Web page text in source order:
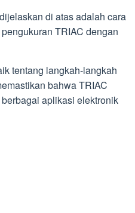
di atas adalah cara
TRIAC dengan
tentang langkah-langkah
bahwa TRIAC
aplikasi elektronik